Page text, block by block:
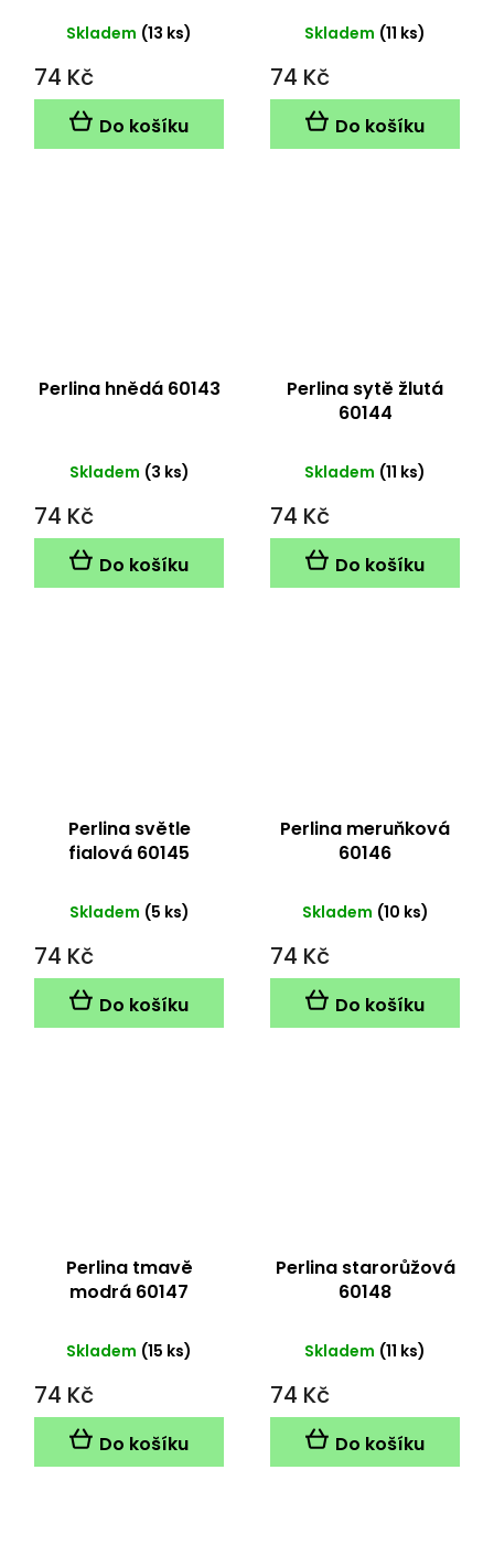
Skladem (13 ks)
74 Kč
Do košíku
Skladem (11 ks)
74 Kč
Do košíku
Perlina hnědá 60143
Skladem (3 ks)
74 Kč
Do košíku
Perlina sytě žlutá
60144
Skladem (11 ks)
74 Kč
Do košíku
Perlina světle
fialová 60145
Skladem (5 ks)
74 Kč
Do košíku
Perlina meruňková
60146
Skladem (10 ks)
74 Kč
Do košíku
Perlina tmavě
modrá 60147
Skladem (15 ks)
74 Kč
Do košíku
Perlina starorůžová
60148
Skladem (11 ks)
74 Kč
Do košíku